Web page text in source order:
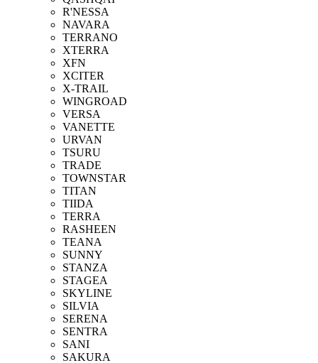
R'NESSA
NAVARA
TERRANO
XTERRA
XFN
XCITER
X-TRAIL
WINGROAD
VERSA
VANETTE
URVAN
TSURU
TRADE
TOWNSTAR
TITAN
TIIDA
TERRA
RASHEEN
TEANA
SUNNY
STANZA
STAGEA
SKYLINE
SILVIA
SERENA
SENTRA
SANI
SAKURA